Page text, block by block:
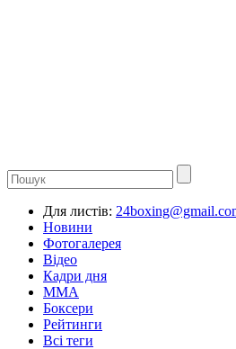
Для листів:
Новини
Фотогалерея
Відео
Кадри дня
ММА
Боксери
Рейтинги
Всі теги